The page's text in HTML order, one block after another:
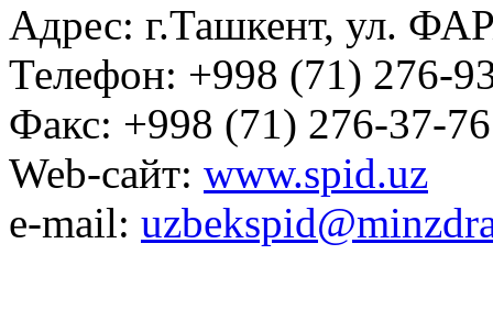
Адрес: г.Ташкент, ул.
Телефон: +998 (71) 276-
Факс: +998 (71) 276-37-76
Web-сайт: www.spid.uz
e-mail: